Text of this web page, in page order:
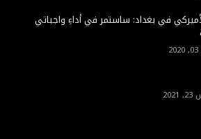
في بغداد: ساستمر في أداءِ واجباتي